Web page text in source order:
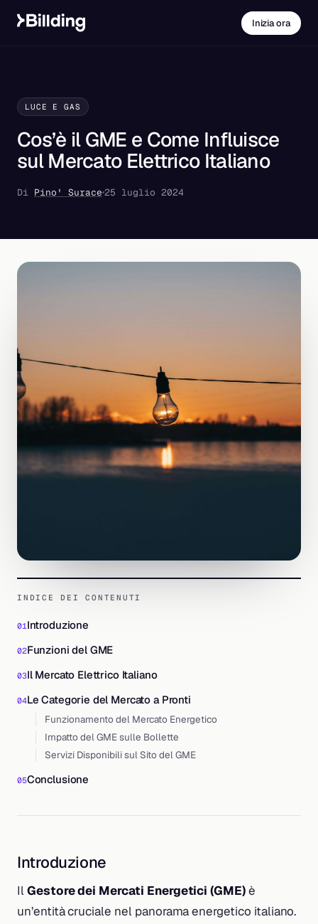
Inizia ora
LUCE E GAS
Cos’è il GME e Come Influisce
sul Mercato Elettrico Italiano
Di Pino' Surace 25 luglio 2024
INDICE DEI CONTENUTI
Introduzione
Funzioni del GME
Il Mercato Elettrico Italiano
Le Categorie del Mercato a Pronti
Funzionamento del Mercato Energetico
Impatto del GME sulle Bollette
Servizi Disponibili sul Sito del GME
Conclusione
Introduzione
IlGestore dei Mercati Energetici (GME)è
un’entità cruciale nel panorama energetico italiano.